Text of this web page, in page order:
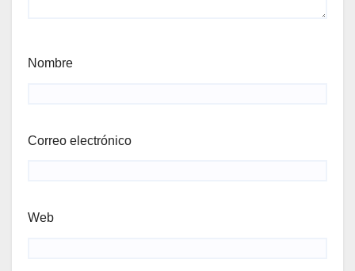
Nombre
Correo electrónico
Web